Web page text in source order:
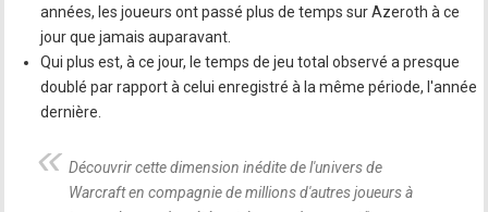
années, les joueurs ont passé plus de temps sur Azeroth à ce
jour que jamais auparavant.
Qui plus est, à ce jour, le temps de jeu total observé a presque
doublé par rapport à celui enregistré à la même période, l'année
dernière.
Découvrir cette dimension inédite de l'univers de
Warcraft en compagnie de millions d'autres joueurs à